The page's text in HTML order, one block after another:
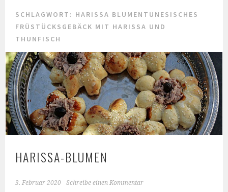
SCHLAGWORT: HARISSA BLUMENTUNESISCHES
FRÜSTÜCKSGEBÄCK MIT HARISSA UND
THUNFISCH
HARISSA-BLUMEN
3. Februar 2020 Schreibe einen Kommentar